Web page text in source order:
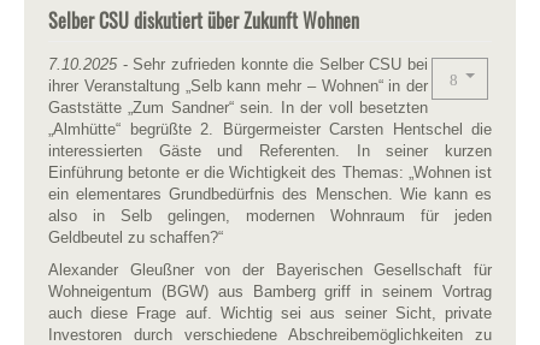
Selber CSU diskutiert über Zukunft Wohnen
7.10.2025 - Sehr zufrieden konnte die Selber CSU bei
ihrer Veranstaltung „Selb kann mehr – Wohnen“ in der
Gaststätte „Zum Sandner“ sein. In der voll besetzten
„Almhütte“ begrüßte 2. Bürgermeister Carsten Hentschel die
interessierten Gäste und Referenten. In seiner kurzen
Einführung betonte er die Wichtigkeit des Themas: „Wohnen ist
ein elementares Grundbedürfnis des Menschen. Wie kann es
also in Selb gelingen, modernen Wohnraum für jeden
Geldbeutel zu schaffen?“
Alexander Gleußner von der Bayerischen Gesellschaft für
Wohneigentum (BGW) aus Bamberg griff in seinem Vortrag
auch diese Frage auf. Wichtig sei aus seiner Sicht, private
Investoren durch verschiedene Abschreibemöglichkeiten zu